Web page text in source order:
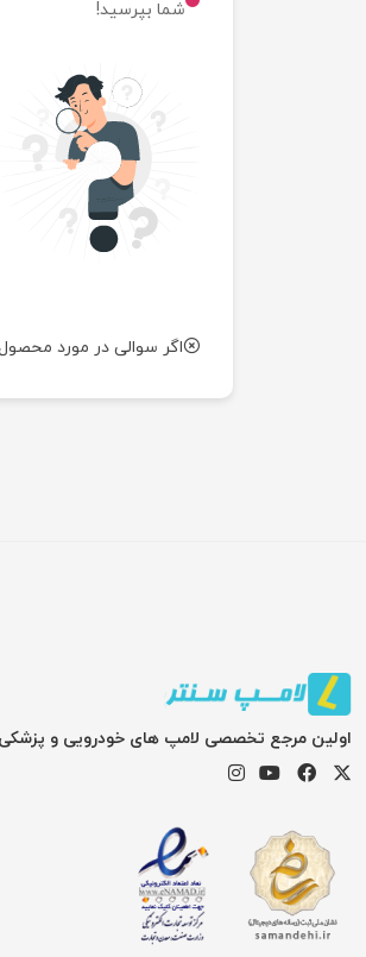
شما بپرسید!
اگر سوالی در مورد
اولین مرجع تخصصی لامپ های خودرویی و پزشکی